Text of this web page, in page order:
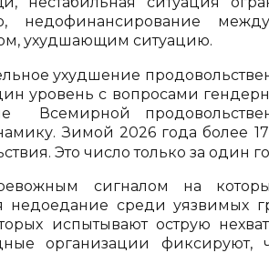
недофинансирование
ухудшающим ситуацию.
ухудшение
уровень с вопросами
Всемирной
Зимой 2026 года более
Это число только за один
сигналом на
недоедание среди уязвимых
испытывают острую
организации фиксируют,